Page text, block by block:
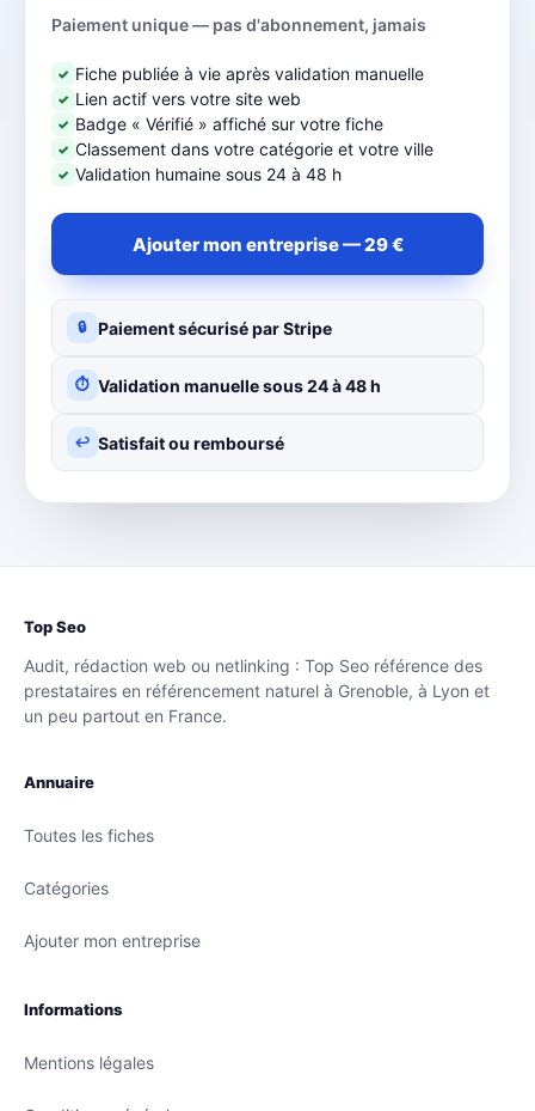
Paiement unique — pas d'abonnement, jamais
✓ Fiche publiée à vie après validation manuelle
✓ Lien actif vers votre site web
✓ Badge « Vérifié » affiché sur votre fiche
✓ Classement dans votre catégorie et votre ville
✓ Validation humaine sous 24 à 48 h
Ajouter mon entreprise — 29 €
🔒 Paiement sécurisé par Stripe
⏱ Validation manuelle sous 24 à 48 h
↩ Satisfait ou remboursé
Top Seo
Audit, rédaction web ou netlinking : Top Seo référence des
prestataires en référencement naturel à Grenoble, à Lyon et
un peu partout en France.
Annuaire
Toutes les fiches
Catégories
Ajouter mon entreprise
Informations
Mentions légales